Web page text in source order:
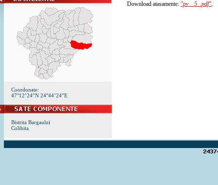
Coordonate:
47°12’24”N 24°44’24”E
Bistrita Bargaului
Colibita
Download atasamente: "pv__5_.pdf",